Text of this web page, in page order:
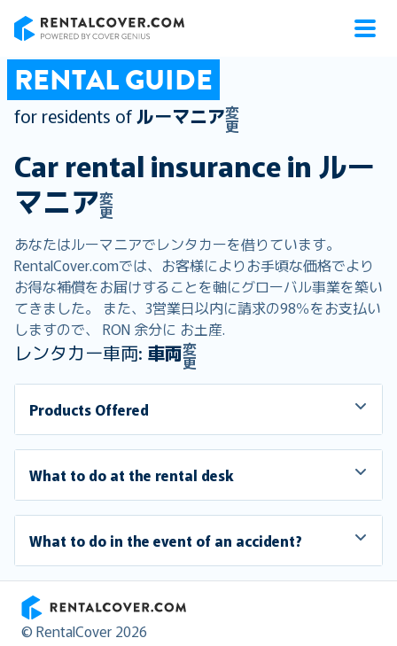
RENTAL GUIDE
for residents ofルーマニア変
更
Car rental insurance in ルー
マニア変
更
あなたはルーマニアでレンタカーを借りています。
RentalCover.comでは、お客様によりお手頃な価格でより
お得な補償をお届けすることを軸にグローバル事業を築い
てきました。 また、3営業日以内に請求の98％をお支払い
しますので、 RON 余分に お土産.
レンタカー車両: 車両変
更
Products Offered
What to do at the rental desk
What to do in the event of an accident?
RentalCover
© RentalCover 2026